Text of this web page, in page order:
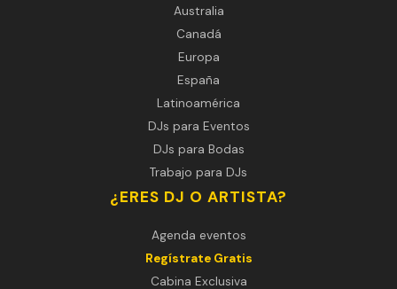
Australia
Canadá
Europa
España
Latinoamérica
DJs para Eventos
DJs para Bodas
Trabajo para DJs
¿ERES DJ O ARTISTA?
Agenda eventos
Regístrate Gratis
Cabina Exclusiva